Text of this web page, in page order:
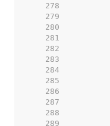
   278
   279
   280
   281
   282
   283
   284
   285
   286
   287
   288
   289